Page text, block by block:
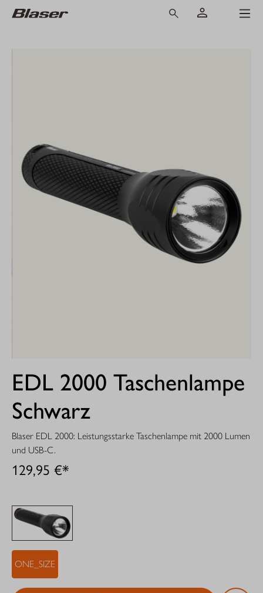
EDL 2000 Taschenlampe
Schwarz
Blaser EDL 2000: Leistungsstarke Taschenlampe mit 2000 Lumen
und USB-C.
129,95 €*
ONE_SIZE